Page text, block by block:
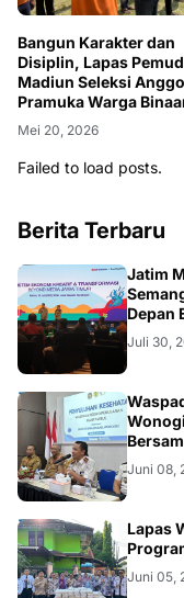
Bangun Karakter dan
Disiplin, Lapas
Madiun Seleksi
Pramuka Warga
Mei 20, 2026
Failed to load posts.
Berita Terbaru
SURABAYA
Jatim
Depan
Juli 30,
WONOGIRI
Juni 08,
WONOGIRI
Lapas
Juni 05,